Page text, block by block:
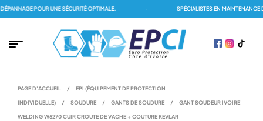
POUR UNE SÉCURITÉ OPTIMALE. SPÉCIALISTES EN MAINTENANCE
PAGE D'ACCUEIL / EPI (ÉQUIPEMENT DE PROTECTION
INDIVIDUELLE) / SOUDURE / GANTS DE SOUDURE / GANT SOUDEUR IVOIRE
WELDING W6270 CUIR CROUTE DE VACHE + COUTURE KEVLAR